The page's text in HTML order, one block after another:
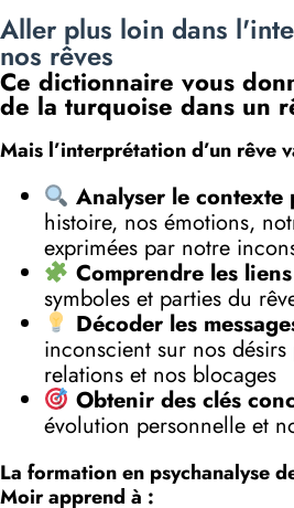
Aller plus loin dans
nos rêves
Ce dictionnaire vous
de la turquoise dans un
Mais l’interprétation d’un rêve
Analyser le contexte
histoire, nos émotions,
exprimées par notre
Comprendre les liens
symboles et parties du
Décoder les
inconscient sur nos
relations et nos blocages
Obtenir des clés
évolution personnelle et
La formation en psychanalyse
Moir apprend à :